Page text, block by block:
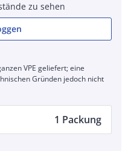
zu sehen
VPE geliefert; eine
Gründen jedoch nicht
1 Packung